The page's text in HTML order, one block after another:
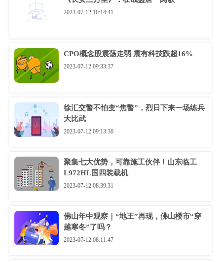
2023-07-12 10:14:41
CPO概念股震荡走弱 震有科技跌超16%
2023-07-12 09:33:37
徐汇交警不怕变“焦警”，烈日下来一场练兵
大比武
2023-07-12 09:13:36
聚集七大优势，可靠施工伙伴！山东临工
L972HL国四装载机
2023-07-12 08:39:31
佛山年中观察｜“地王”再现，佛山楼市“穿
越寒冬”了吗？
2023-07-12 08:11:47